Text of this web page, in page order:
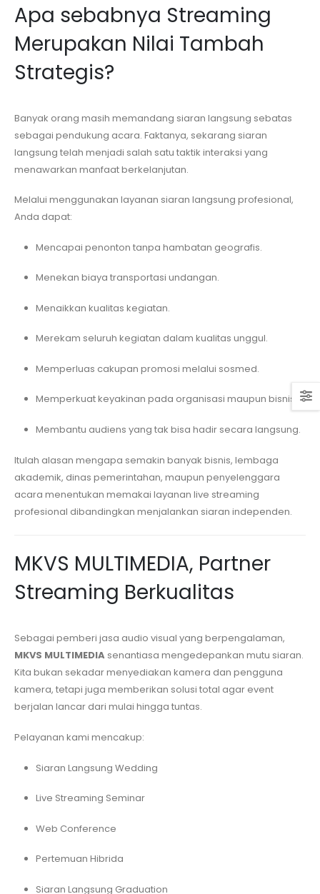
Apa sebabnya Streaming
Merupakan Nilai Tambah
Strategis?
Banyak orang masih memandang siaran langsung sebatas
sebagai pendukung acara. Faktanya, sekarang siaran
langsung telah menjadi salah satu taktik interaksi yang
menawarkan manfaat berkelanjutan.
Melalui menggunakan layanan siaran langsung profesional,
Anda dapat:
Mencapai penonton tanpa hambatan geografis.
Menekan biaya transportasi undangan.
Menaikkan kualitas kegiatan.
Merekam seluruh kegiatan dalam kualitas unggul.
Memperluas cakupan promosi melalui sosmed.
Memperkuat keyakinan pada organisasi maupun bisnis.
Membantu audiens yang tak bisa hadir secara langsung.
Itulah alasan mengapa semakin banyak bisnis, lembaga
akademik, dinas pemerintahan, maupun penyelenggara
acara menentukan memakai layanan live streaming
profesional dibandingkan menjalankan siaran independen.
MKVS MULTIMEDIA, Partner
Streaming Berkualitas
Sebagai pemberi jasa audio visual yang berpengalaman,
MKVS MULTIMEDIA senantiasa mengedepankan mutu siaran.
Kita bukan sekadar menyediakan kamera dan pengguna
kamera, tetapi juga memberikan solusi total agar event
berjalan lancar dari mulai hingga tuntas.
Pelayanan kami mencakup:
Siaran Langsung Wedding
Live Streaming Seminar
Web Conference
Pertemuan Hibrida
Siaran Langsung Graduation